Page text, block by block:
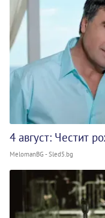
4 август: Честит
MelomanBG - Sled5.bg